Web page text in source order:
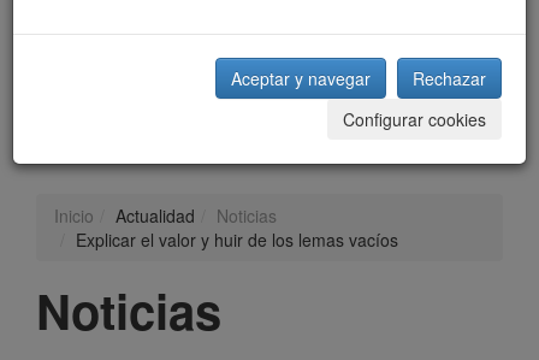
Inicio Actualidad
Noticias
Explicar el valor y huir de los lemas vacíos
Noticias
Aceptar y navegar
Rechazar
Configurar cookies